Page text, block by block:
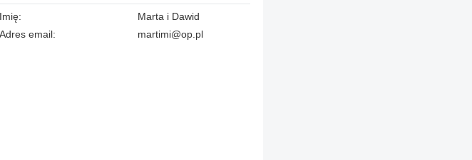
Imię:
Marta i Dawid
Adres email:
martimi@op.pl